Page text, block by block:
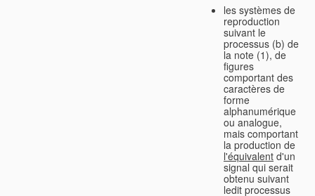
les systèmes de
reproduction
suivant le
processus (b) de
la note (1), de
figures
comportant des
caractères de
forme
alphanumérique
ou analogue,
mais comportant
la production de
l'équivalent d'un
signal qui serait
obtenu suivant
ledit processus